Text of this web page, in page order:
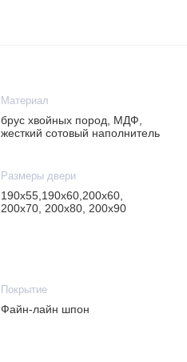
Материал
брус хвойных пород, МДФ,
жесткий сотовый наполнитель
Размеры двери
190х55,190х60,200х60,
200х70, 200х80, 200х90
Покрытие
Файн-лайн шпон